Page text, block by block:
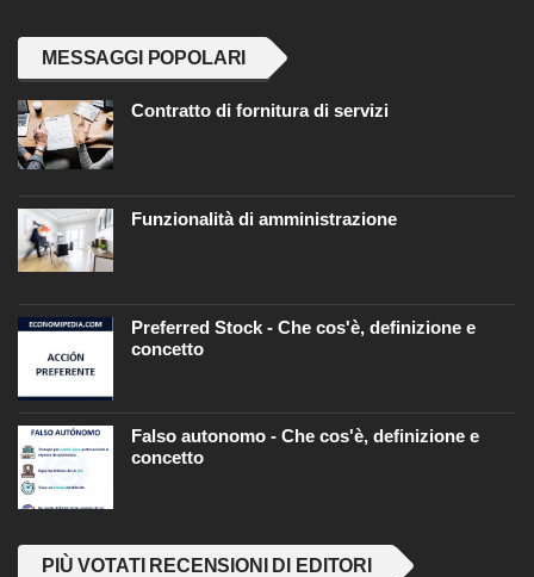
MESSAGGI POPOLARI
Contratto di fornitura di servizi
Funzionalità di amministrazione
Preferred Stock - Che cos'è, definizione e
concetto
Falso autonomo - Che cos'è, definizione e
concetto
PIÙ VOTATI RECENSIONI DI EDITORI